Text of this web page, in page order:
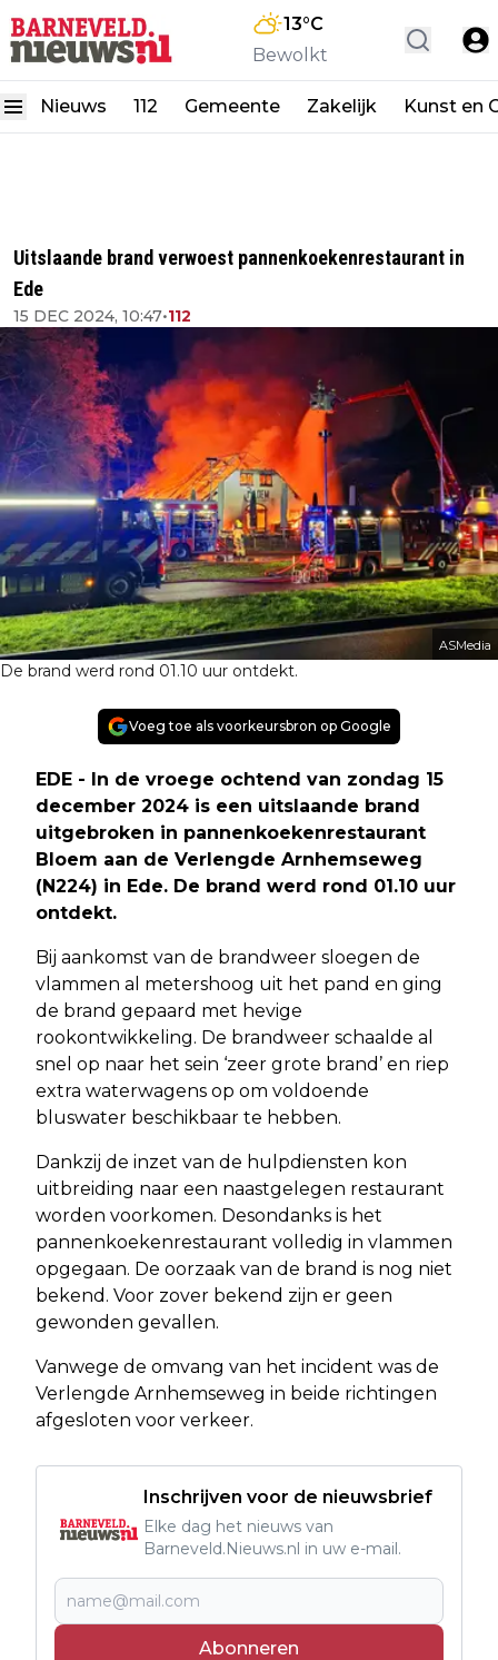
13°C
Bewolkt
Nieuws 112 Gemeente Zakelijk Kunst en
Uitslaande brand verwoest pannenkoekenrestaurant in
Ede
15 DEC 2024, 10:47•112
ASMedia
De brand werd rond 01.10 uur ontdekt.
Voeg toe als voorkeursbron op Google
EDE - In de vroege ochtend van zondag 15
december 2024 is een uitslaande brand
uitgebroken in pannenkoekenrestaurant
Bloem aan de Verlengde Arnhemseweg
(N224) in Ede. De brand werd rond 01.10 uur
ontdekt.
Bij aankomst van de brandweer sloegen de
vlammen al metershoog uit het pand en ging
de brand gepaard met hevige
rookontwikkeling. De brandweer schaalde al
snel op naar het sein ‘zeer grote brand’ en riep
extra waterwagens op om voldoende
bluswater beschikbaar te hebben.
Dankzij de inzet van de hulpdiensten kon
uitbreiding naar een naastgelegen restaurant
worden voorkomen. Desondanks is het
pannenkoekenrestaurant volledig in vlammen
opgegaan. De oorzaak van de brand is nog niet
bekend. Voor zover bekend zijn er geen
gewonden gevallen.
Vanwege de omvang van het incident was de
Verlengde Arnhemseweg in beide richtingen
afgesloten voor verkeer.
Inschrijven voor de nieuwsbrief
Elke dag het nieuws van
Barneveld.Nieuws.nl in uw e-mail.
Abonneren